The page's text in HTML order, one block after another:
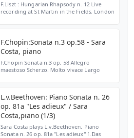
F.Liszt : Hungarian Rhapsody n. 12 Live
recording at St Martin in the Fields, London
F.Chopin:Sonata n.3 op.58 - Sara
Costa, piano
F.Chopin Sonata n.3 op. 58 Allegro
maestoso Scherzo. Molto vivace Largo
L.v.Beethoven: Piano Sonata n. 26
op. 81a "Les adieux" / Sara
Costa,piano (1/3)
Sara Costa plays L.v.Beethoven, Piano
Sonata n. 26 op. 81a "Les adieux" 1.Das